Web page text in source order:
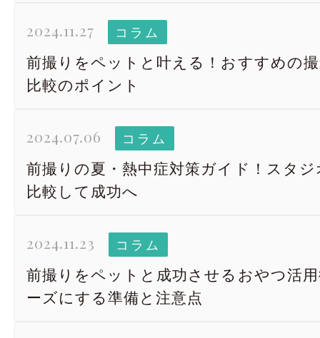
2024.11.27 コラム
前撮りをペットと叶える！おすすめの
比較のポイント
2024.07.06 コラム
前撮りの夏・熱中症対策ガイド！スタ
比較して成功へ
2024.11.23 コラム
前撮りをペットと成功させるおやつ活
ーズにする準備と注意点